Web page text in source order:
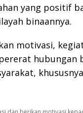
yang positif
binaannya.
motivasi,
hubungan